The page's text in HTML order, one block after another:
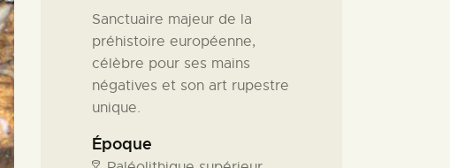
Sanctuaire majeur de la
préhistoire européenne,
célèbre pour ses mains
négatives et son art rupestre
unique.
Époque